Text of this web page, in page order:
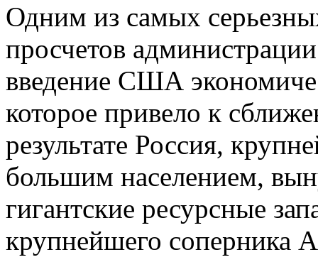
Одним из самых
просчетов
введение США
которое привело к
результате Россия,
большим населением,
гигантские ресурсные
крупнейшего соперника